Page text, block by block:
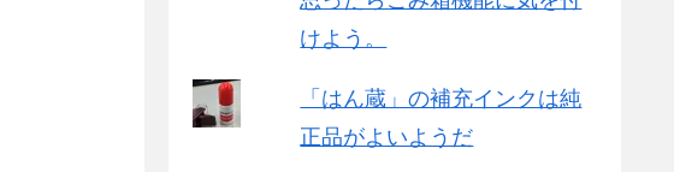
けよう。
「はん蔵」の補充インクは純
正品がよいようだ